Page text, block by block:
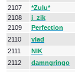
2107
*Zulu*
2108
j_zik
2109
Perfection
2110
vlad
2111
NIK
2112
damngringo